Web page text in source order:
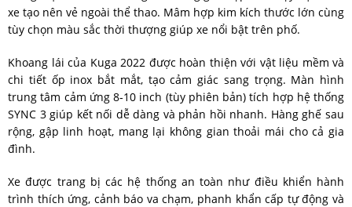
xe tạo nên vẻ ngoài thể thao. Mâm hợp kim kích thước lớn cùng
tùy chọn màu sắc thời thượng giúp xe nổi bật trên phố.
Khoang lái của Kuga 2022 được hoàn thiện với vật liệu mềm và
chi tiết ốp inox bắt mắt, tạo cảm giác sang trọng. Màn hình
trung tâm cảm ứng 8‑10 inch (tùy phiên bản) tích hợp hệ thống
SYNC 3 giúp kết nối dễ dàng và phản hồi nhanh. Hàng ghế sau
rộng, gập linh hoạt, mang lại không gian thoải mái cho cả gia
đình.
Xe được trang bị các hệ thống an toàn như điều khiển hành
trình thích ứng, cảnh báo va chạm, phanh khẩn cấp tự động và